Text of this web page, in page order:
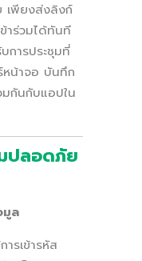
เพียงส่งลิงก์
ข้าร่วมได้ทันที
การประชุมที่
หน้าจอ บันทึก
มกันกับแอปใน
ปลอดภัย
มูล
ารเข้ารหัส